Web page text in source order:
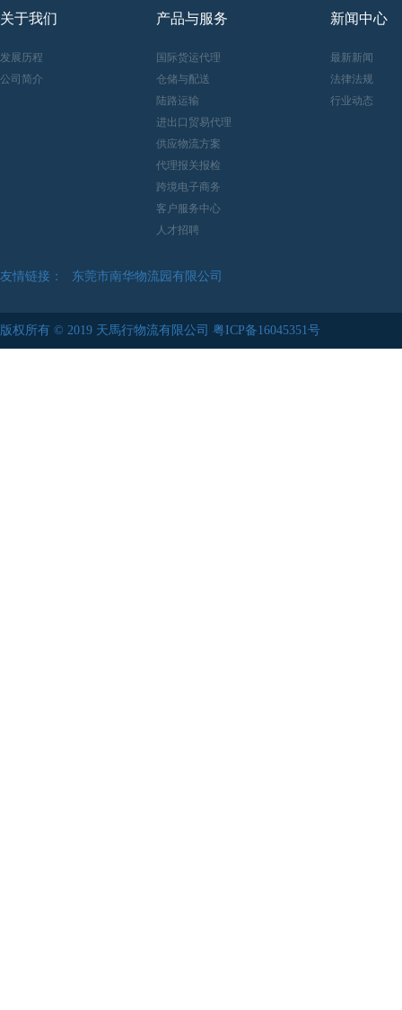
关于我们
发展历程
公司简介
产品与服务
国际货运代理
仓储与配送
陆路运输
进出口贸易代理
供应物流方案
代理报关报检
跨境电子商务
客户服务中心
人才招聘
新闻中心
最新新闻
法律法规
行业动态
友情链接： 东莞市南华物流园有限公司
东莞市清溪物流园有限公司
版权所有 © 2019 天馬行物流有限公司 粤ICP备16045351号